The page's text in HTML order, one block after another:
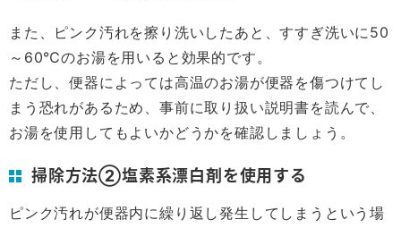
また、ピンク汚れを擦り洗いしたあと、すすぎ洗いに50
～60℃のお湯を用いると効果的です。
ただし、便器によっては高温のお湯が便器を傷つけてし
まう恐れがあるため、事前に取り扱い説明書を読んで、
お湯を使用してもよいかどうかを確認しましょう。
掃除方法②塩素系漂白剤を使用する
ピンク汚れが便器内に繰り返し発生してしまうという場